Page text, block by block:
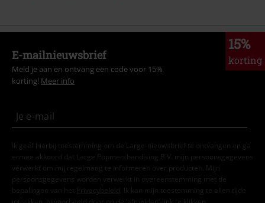
15%
korting
E-mailnieuwsbrief
Meld je aan en ontvang een code voor 15%
korting! Meer info
Ik geef hierbij toestemming om de Large-nieuwsbrief te ontvangen en ga
ermee akkoord dat Large Popmerchandising B.V. mijn persoonsgegevens
verwerkt om mij regelmatig te informeren over producten. Mijn
persoonsgegevens worden verwerkt in overeenstemming met de
bepalingen van het
Privacybeleid . Ik kan mijn toestemming te allen tijde